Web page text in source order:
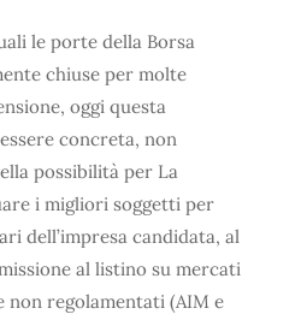
le porte della Borsa
chiuse per molte
oggi questa
concreta, non
possibilità per La
i migliori soggetti per
dell’impresa candidata, al
al listino su mercati
non regolamentati (AIM e